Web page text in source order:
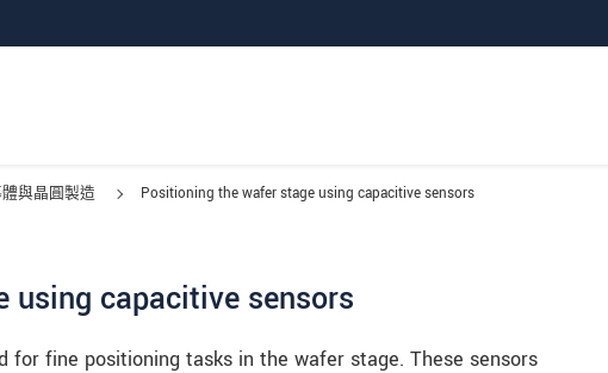
與晶圓製造 Positioning the wafer stage using capacitive sensors
using capacitive sensors
for fine positioning tasks in the wafer stage. These sensors